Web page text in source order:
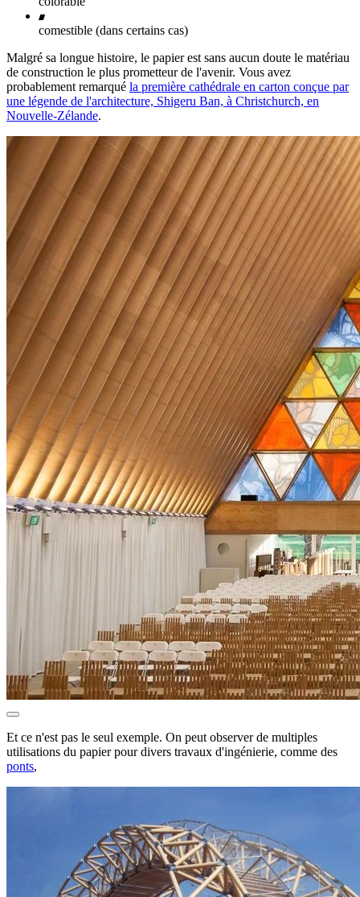
comestible (dans certains cas)
Malgré sa longue histoire, le papier est sans aucun doute le matériau
de construction le plus prometteur de l'avenir. Vous avez
probablement remarqué la première cathédrale en carton conçue par
une légende de l'architecture, Shigeru Ban, à Christchurch, en
Nouvelle-Zélande.
Et ce n'est pas le seul exemple. On peut observer de multiples
utilisations du papier pour divers travaux d'ingénierie, comme des
ponts,